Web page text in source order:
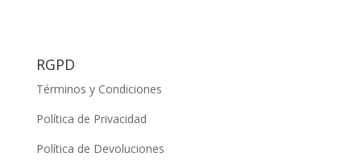
RGPD
Términos y Condiciones
Política de Privacidad
Política de Devoluciones